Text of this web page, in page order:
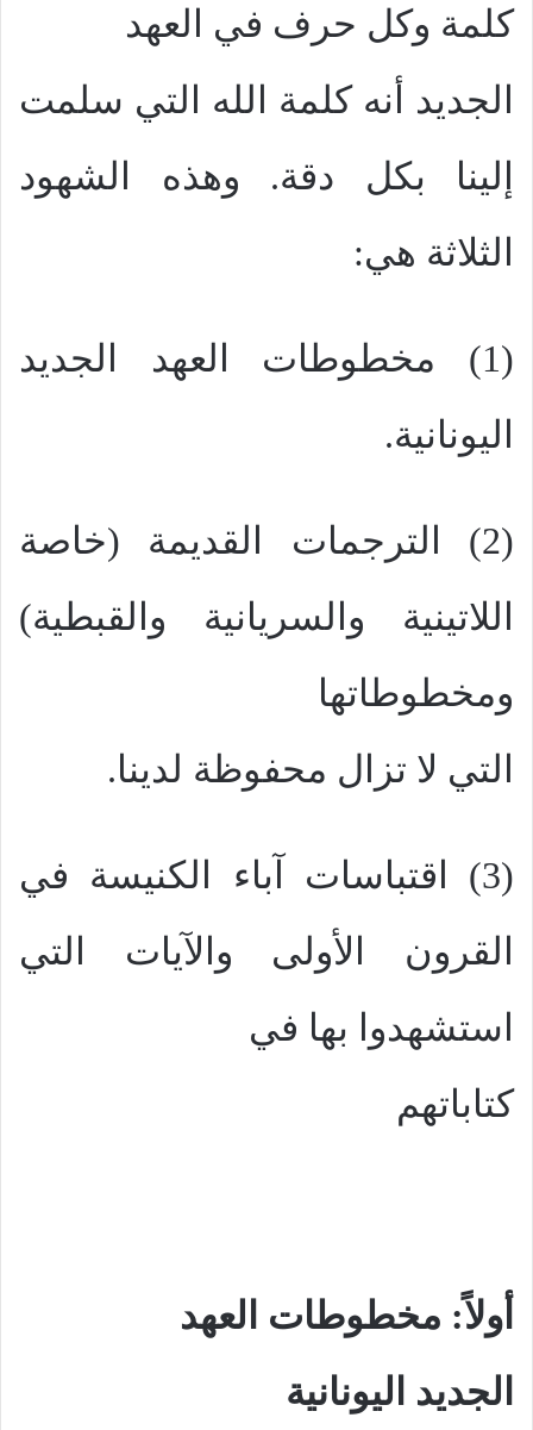
كلمة وكل حرف في العهد
الجديد أنه كلمة الله التي سلمت
إلينا بكل دقة. وهذه الشهود
الثلاثة هي:
(1) مخطوطات العهد الجديد
اليونانية.
(2) الترجمات القديمة (خاصة
اللاتينية والسريانية والقبطية)
ومخطوطاتها
التي لا تزال محفوظة لدينا.
(3) اقتباسات آباء الكنيسة في
القرون الأولى والآيات التي
استشهدوا بها في
كتاباتهم
أولاً: مخطوطات العهد
الجديد اليونانية